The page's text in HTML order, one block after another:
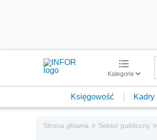
Kategorie
Księgowość Kadry
Strona główna » Sektor publiczny »